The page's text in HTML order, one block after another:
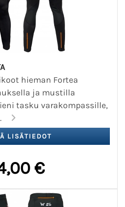
hieman Fortea
ja mustilla
tasku varakompassille,
€